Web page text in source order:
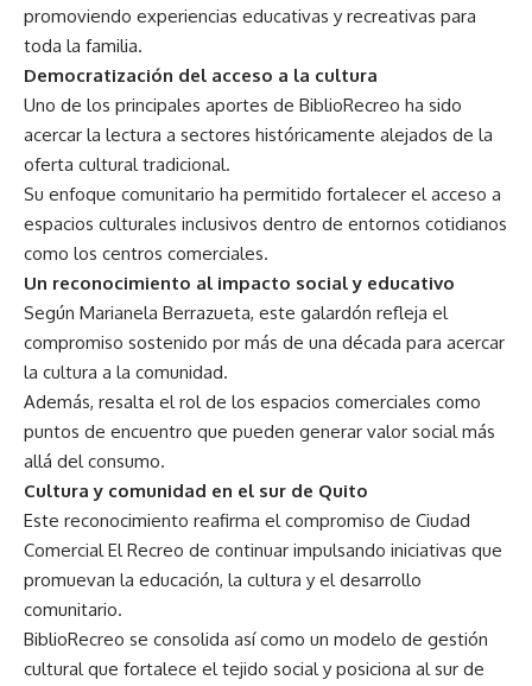
promoviendo experiencias educativas y recreativas para
toda la familia.
Democratización del acceso a la cultura
Uno de los principales aportes de BiblioRecreo ha sido
acercar la lectura a sectores históricamente alejados de la
oferta cultural tradicional.
Su enfoque comunitario ha permitido fortalecer el acceso a
espacios culturales inclusivos dentro de entornos cotidianos
como los centros comerciales.
Un reconocimiento al impacto social y educativo
Según Marianela Berrazueta, este galardón refleja el
compromiso sostenido por más de una década para acercar
la cultura a la comunidad.
Además, resalta el rol de los espacios comerciales como
puntos de encuentro que pueden generar valor social más
allá del consumo.
Cultura y comunidad en el sur de Quito
Este reconocimiento reafirma el compromiso de Ciudad
Comercial El Recreo de continuar impulsando iniciativas que
promuevan la educación, la cultura y el desarrollo
comunitario.
BiblioRecreo se consolida así como un modelo de gestión
cultural que fortalece el tejido social y posiciona al sur de